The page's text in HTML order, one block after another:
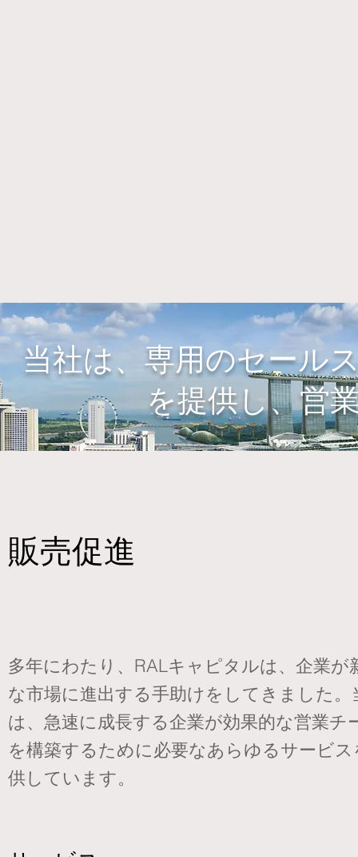
当社は、専用のセール
を提供し、営
販売促進
多年にわたり、RALキャピタルは、企業が
な市場に進出する手助けをしてきました。
は、急速に成長する企業が効果的な営業チ
を構築するために必要なあらゆるサービス
供しています。